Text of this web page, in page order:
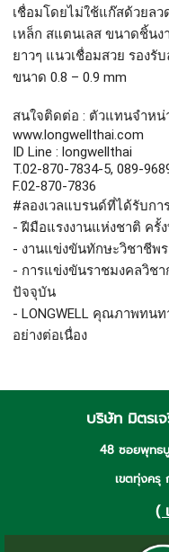
เชื่อมโดยไม่ใช้แก๊สด้วยลว
เหล็ก สแตนเลส ขนาดชิ้นง
ยาวๆ แนวเชื่อมสวย รองรั
ขนาด 0.8 – 0.9 mm
สนใจติดต่อ : ตัวแทนจำหน่
www.longwellthai.com
ID Line : longwellthai
T.02-870-7834-5, 089-
#ลองเวลแบรนด์ที่ได้รับกา
- ฝีมือแรงงานแห่งชาติ ครั้
- งานแข่งขันทักษะวิชาชีพ
- การแข่งขันราชมงคลวิช
ปัจจุบัน
- LONGWELL คุณภาพท
อย่างต่อเนื่อง
บริษัท มิตรเ
48 ซอยพุทธ
เขตทุ่งครุ
(